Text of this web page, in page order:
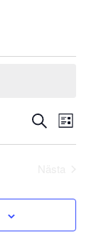
Search
Views
Sök Lista